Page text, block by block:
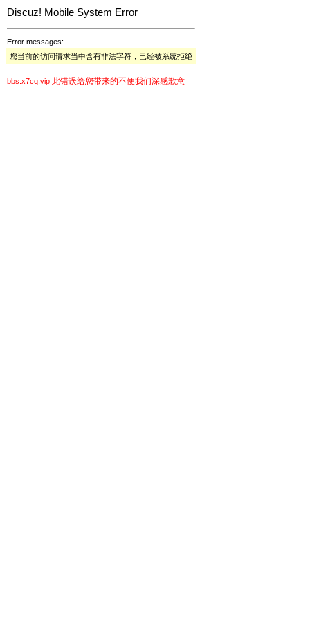
Discuz! Mobile System Error
Error messages:
您当前的访问请求当中含有非法字符，已经被系统拒绝
bbs.x7cq.vip 此错误给您带来的不便我们深感歉意